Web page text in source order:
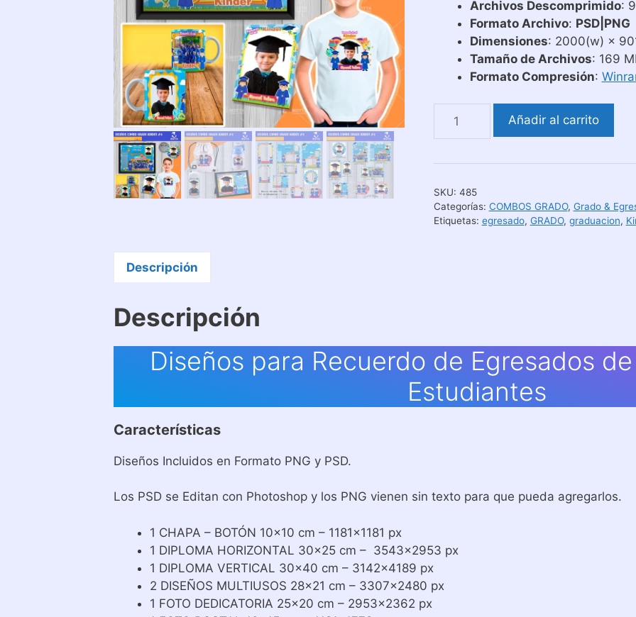
Archivos Descomprimido:
Formato Archivo: PSD|PNG
Dimensiones: 2000(w) ×
Tamaño de Archivos: 169
Formato Compresión:
para
de
de
Kinder
Añadir al carrito
SKU: 485
Categorías: COMBOS GRADO, Grado &
Etiquetas: egresado, GRADO, graduacion,
Descripción
Descripción
Diseños para Recuerdo de Egresados
Estudiantes
Características
Diseños Incluidos en Formato PNG y PSD.
Los PSD se Editan con Photoshop y los PNG vienen sin texto para que pueda agregarlos.
1 CHAPA – BOTÓN 10×10 cm – 1181×1181 px
1 DIPLOMA HORIZONTAL 30×25 cm – 3543×2953 px
1 DIPLOMA VERTICAL 30×40 cm – 3142×4189 px
2 DISEÑOS MULTIUSOS 28×21 cm – 3307×2480 px
1 FOTO DEDICATORIA 25×20 cm – 2953×2362 px